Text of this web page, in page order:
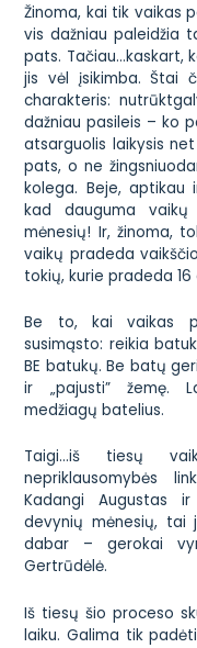
Žinoma, kai tik vaikas
vis dažniau paleidžia
pats. Tačiau…kaskart,
jis vėl įsikimba. Štai
charakteris:
dažniau pasileis – ko
atsarguolis laikysis
pats, o ne
kolega. Beje, aptikau
kad dauguma
mėnesių! Ir, žinoma,
vaikų pradeda
tokių, kurie pradeda 16
Be to, kai vaikas
susimąsto: reikia
BE batukų. Be batų
ir „pajusti” žemę.
medžiagų batelius.
Taigi…iš tiesų
nepriklausomybės
Kadangi Augustas
devynių mėnesių, tai
dabar – gerokai
Gertrūdėlė.
Iš tiesų šio proceso
laiku. Galima tik